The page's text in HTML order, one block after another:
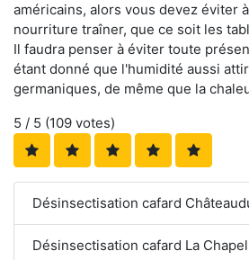
américains, alors vous devez éviter
nourriture traîner, que ce soit les
Il faudra penser à éviter toute
étant donné que l'humidité aussi
germaniques, de même que la
5 / 5 (109 votes)
Désinsectisation cafard
Désinsectisation cafard La